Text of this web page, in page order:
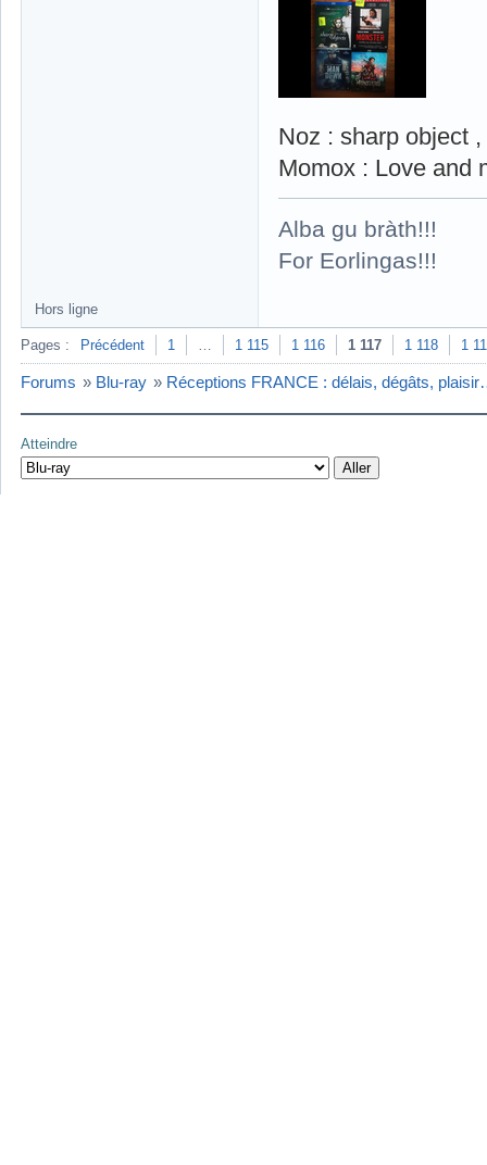
Noz : sharp object
Momox : Love and
Alba gu bràth!!!
For Eorlingas!!!
Hors ligne
Pages : Précédent 1 … 1 115 1 116 1 117 1 118 1
Forums » Blu-ray » Réceptions FRANCE : délais, dégâts,
Atteindre